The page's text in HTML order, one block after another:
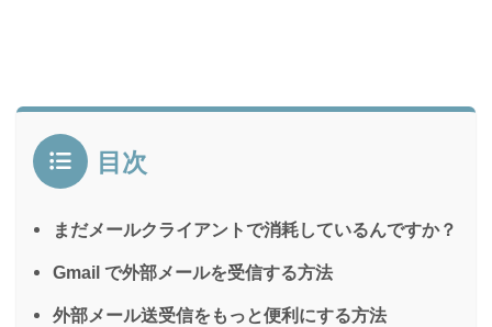
目次
まだメールクライアントで消耗しているんですか？
Gmail で外部メールを受信する方法
外部メール送受信をもっと便利にする方法